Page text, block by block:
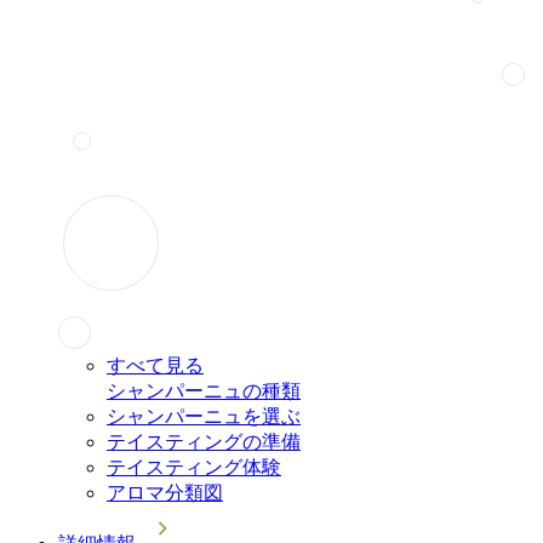
すべて見る
シャンパーニュの種類
シャンパーニュを選ぶ
テイスティングの準備
テイスティング体験
アロマ分類図